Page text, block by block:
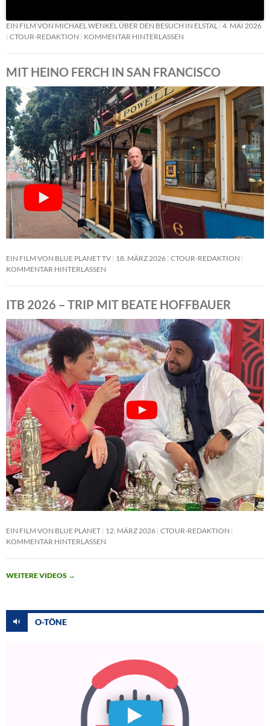
EIN FILM VON MICHAEL WENKEL ÜBER DEN BESUCH IN ELSTAL
4. MAI 2026
CTOUR-REDAKTION
KOMMENTAR HINTERLASSEN
MIT HEINO FERCH IN SAN FRANCISCO
EIN FILM VON BLUE PLANET TV 18. MÄRZ 2026 CTOUR-REDAKTION
KOMMENTAR HINTERLASSEN
ITB 2026 – TRIP MIT BEATE HOFFBAUER
EIN FILM VON BLUE PLANET 12. MÄRZ 2026 CTOUR-REDAKTION
KOMMENTAR HINTERLASSEN
WEITERE VIDEOS →
O-TÖNE